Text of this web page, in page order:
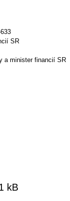
SR
a minister financií SR
kB